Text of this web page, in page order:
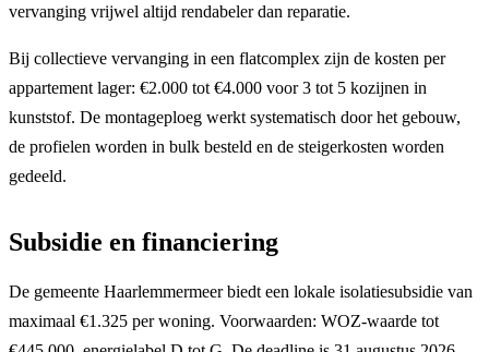
vervanging vrijwel altijd rendabeler dan reparatie.
Bij collectieve vervanging in een flatcomplex zijn de kosten per
appartement lager: €2.000 tot €4.000 voor 3 tot 5 kozijnen in
kunststof. De montageploeg werkt systematisch door het gebouw,
de profielen worden in bulk besteld en de steigerkosten worden
gedeeld.
Subsidie en financiering
De gemeente Haarlemmermeer biedt een lokale isolatiesubsidie van
maximaal €1.325 per woning. Voorwaarden: WOZ-waarde tot